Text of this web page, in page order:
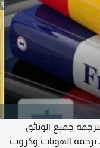
3
جميع الوثائق
ترجمة الهويات وكروت